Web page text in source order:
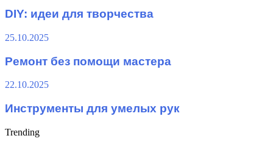
DIY: идеи для творчества
25.10.2025
Ремонт без помощи мастера
22.10.2025
Инструменты для умелых рук
Trending